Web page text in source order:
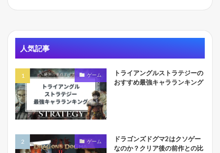
人気記事
ゲーム
トライアングルストラテジーの
おすすめ最強キャラランキング
ゲーム
ドラゴンズドグマ2はクソゲー
なのか？クリア後の前作との比